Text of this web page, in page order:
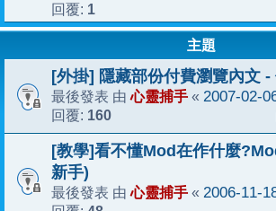
回覆: 1
主題
[外掛] 隱藏部份付費瀏覽內文 -
最後發表 由心靈捕手 « 2007-02-
回覆: 160
[教學]看不懂Mod在作什麼
新手)
最後發表 由心靈捕手 « 2006-11-